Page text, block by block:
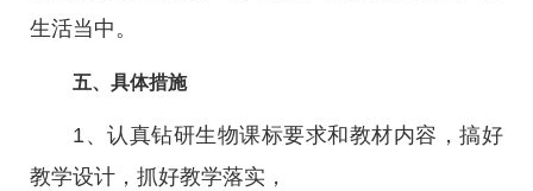
生活当中。
五、具体措施
1、认真钻研生物课标要求和教材内容，搞好
教学设计，抓好教学落实，